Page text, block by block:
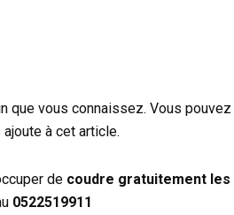
vous connaissez. Vous
à cet article.
de coudre gratuitement
0522519911